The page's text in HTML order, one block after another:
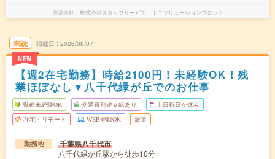
派遣会社 株式会社スタッフサービス ＩＴソリューションブロック
未読
NEW
掲載日 2026/08/07
【週2在宅勤務】時給2100円！未経験OK！残
業ほぼなし▼八千代緑が丘でのお仕事
職種未経験OK 交通費別途支給あり 土日祝日が休み
在宅・リモート WEB登録OK 派遣
勤務地 千葉県八千代市
八千代緑が丘駅から徒歩10分